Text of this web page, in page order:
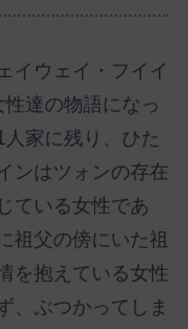
イウェイ・フイイ
達の物語になっ
家に残り、ひた
ンはツォンの存在
ている女性であ
祖父の傍にいた祖
を抱えている女性
、ぶつかってしま